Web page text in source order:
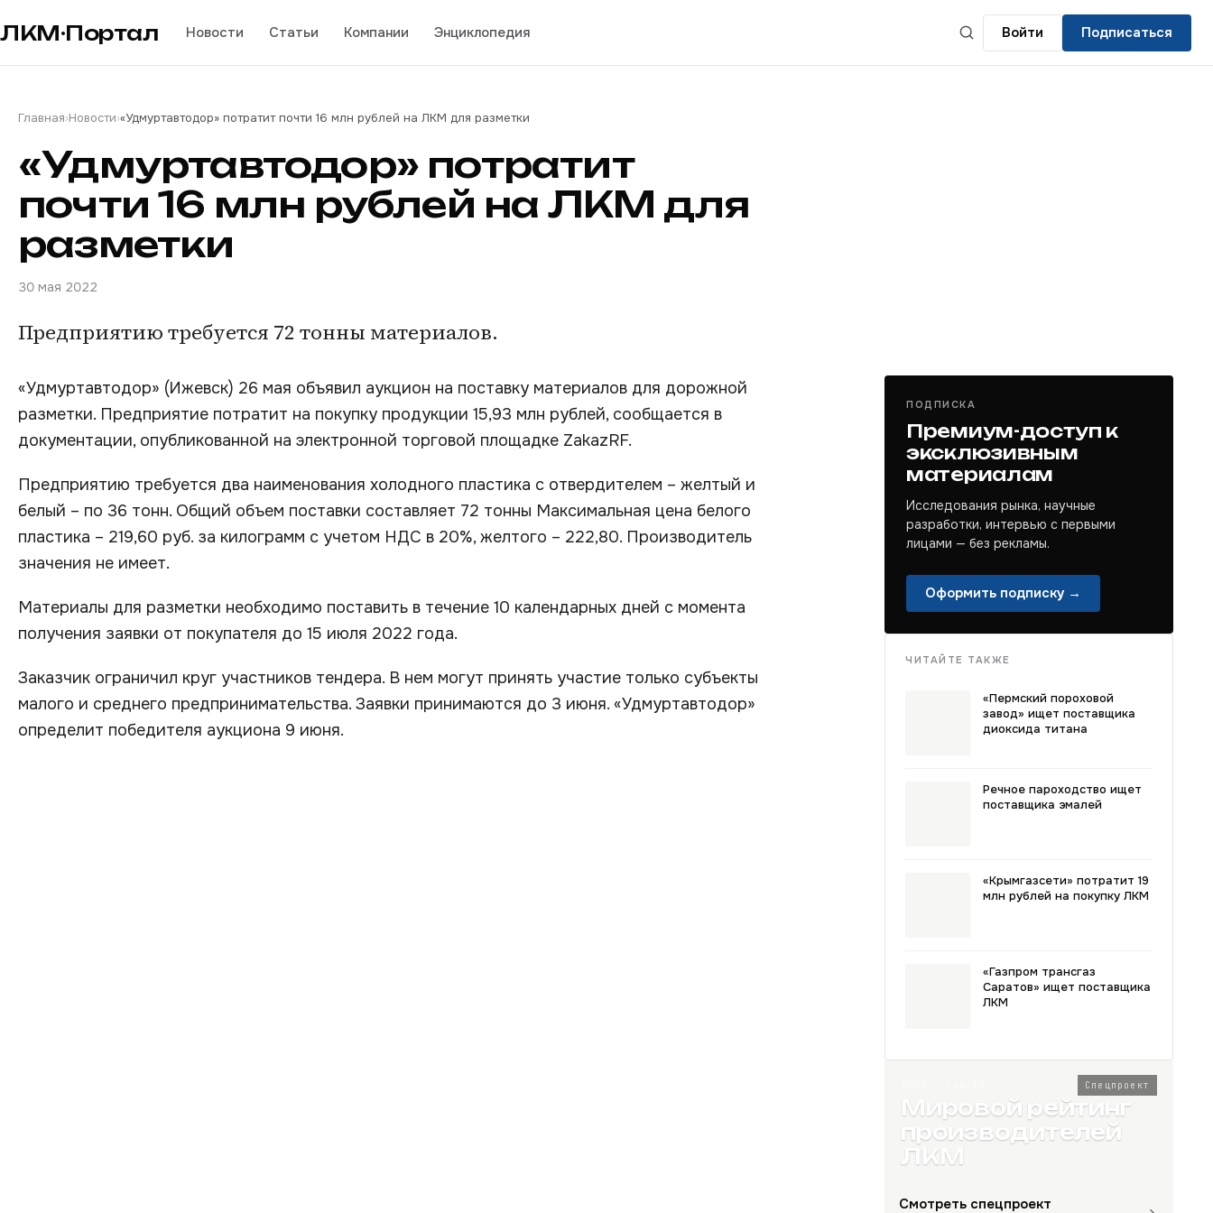
ЛКМ·Портал Новости Статьи Компании Энциклопедия Войти Подписаться
Главная›Новости›«Удмуртавтодор» потратит почти 16 млн рублей на ЛКМ для разметки
«Удмуртавтодор» потратит
почти 16 млн рублей на ЛКМ для
разметки
30 мая 2022
Предприятию требуется 72 тонны материалов.
«Удмуртавтодор» (Ижевск) 26 мая объявил аукцион на поставку материалов для дорожной
разметки. Предприятие потратит на покупку продукции 15,93 млн рублей, сообщается в
документации, опубликованной на электронной торговой площадке ZakazRF.
Предприятию требуется два наименования холодного пластика с отвердителем – желтый и
белый – по 36 тонн. Общий объем поставки составляет 72 тонны Максимальная цена белого
пластика – 219,60 руб. за килограмм с учетом НДС в 20%, желтого – 222,80. Производитель
значения не имеет.
Материалы для разметки необходимо поставить в течение 10 календарных дней с момента
получения заявки от покупателя до 15 июля 2022 года.
Заказчик ограничил круг участников тендера. В нем могут принять участие только субъекты
малого и среднего предпринимательства. Заявки принимаются до 3 июня. «Удмуртавтодор»
определит победителя аукциона 9 июня.
ПОДПИСКА
Премиум-доступ к
эксклюзивным
материалам
Исследования рынка, научные
разработки, интервью с первыми
лицами — без рекламы.
Оформить подписку →
ЧИТАЙТЕ ТАКЖЕ
«Пермский пороховой
завод» ищет поставщика
диоксида титана
Речное пароходство ищет
поставщика эмалей
«Крымгазсети» потратит 19
млн рублей на покупку ЛКМ
«Газпром трансгаз
Саратов» ищет поставщика
ЛКМ
Спецпроект
Мировой рейтинг
производителей
ЛКМ
Смотреть спецпроект